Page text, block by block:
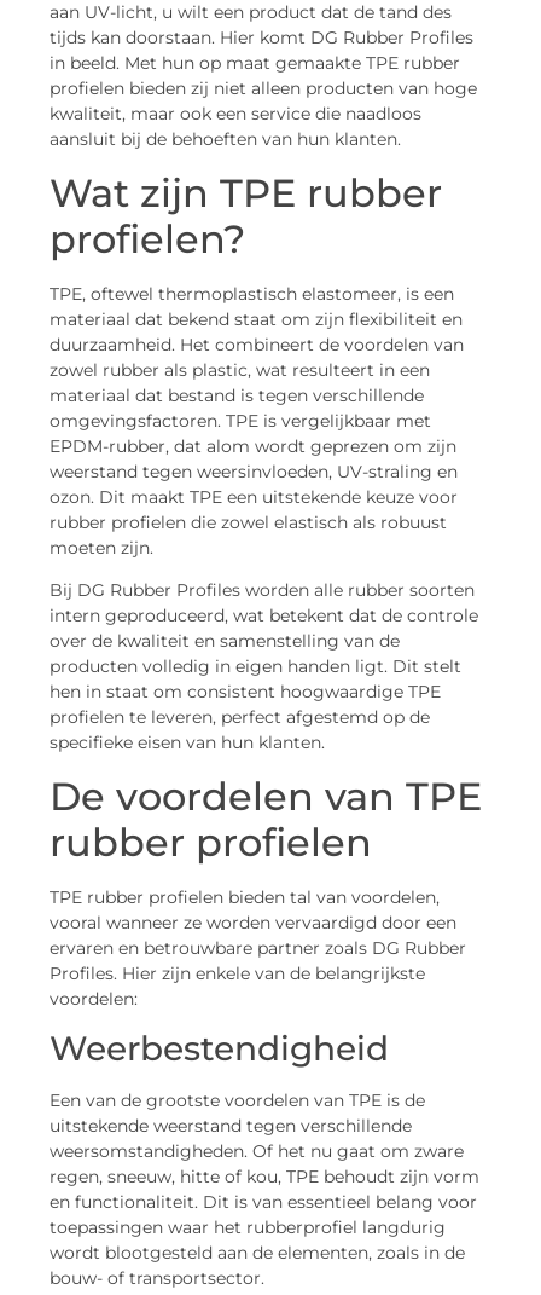
aan UV-licht, u wilt een product dat de tand des
tijds kan doorstaan. Hier komt DG Rubber Profiles
in beeld. Met hun op maat gemaakte TPE rubber
profielen bieden zij niet alleen producten van hoge
kwaliteit, maar ook een service die naadloos
aansluit bij de behoeften van hun klanten.
Wat zijn TPE rubber
profielen?
TPE, oftewel thermoplastisch elastomeer, is een
materiaal dat bekend staat om zijn flexibiliteit en
duurzaamheid. Het combineert de voordelen van
zowel rubber als plastic, wat resulteert in een
materiaal dat bestand is tegen verschillende
omgevingsfactoren. TPE is vergelijkbaar met
EPDM-rubber, dat alom wordt geprezen om zijn
weerstand tegen weersinvloeden, UV-straling en
ozon. Dit maakt TPE een uitstekende keuze voor
rubber profielen die zowel elastisch als robuust
moeten zijn.
Bij DG Rubber Profiles worden alle rubber soorten
intern geproduceerd, wat betekent dat de controle
over de kwaliteit en samenstelling van de
producten volledig in eigen handen ligt. Dit stelt
hen in staat om consistent hoogwaardige TPE
profielen te leveren, perfect afgestemd op de
specifieke eisen van hun klanten.
De voordelen van TPE
rubber profielen
TPE rubber profielen bieden tal van voordelen,
vooral wanneer ze worden vervaardigd door een
ervaren en betrouwbare partner zoals DG Rubber
Profiles. Hier zijn enkele van de belangrijkste
voordelen:
Weerbestendigheid
Een van de grootste voordelen van TPE is de
uitstekende weerstand tegen verschillende
weersomstandigheden. Of het nu gaat om zware
regen, sneeuw, hitte of kou, TPE behoudt zijn vorm
en functionaliteit. Dit is van essentieel belang voor
toepassingen waar het rubberprofiel langdurig
wordt blootgesteld aan de elementen, zoals in de
bouw- of transportsector.